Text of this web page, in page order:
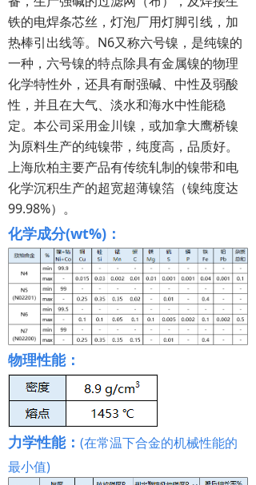
铁的电焊条芯丝，灯泡厂用灯脚引线，加
热棒引出线等。N6又称六号镍，是纯镍的
一种，六号镍的特点除具有金属镍的物理
化学特性外，还具有耐强碱、中性及弱酸
性，并且在大气、淡水和海水中性能稳
定。本公司采用金川镍，或加拿大鹰桥镍
为原料生产的纯镍带，纯度高，品质好。
上海欣柏主要产品有传统轧制的镍带和电
化学沉积生产的超宽超薄镍箔（镍纯度达
99.98%）。
化学成分(wt%)：
物理性能：
力学性能： (在常温下合金的机械性能的
最小值)